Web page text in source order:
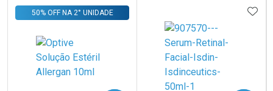
Ativar Desconto
50% OFF NA 2° UNIDADE